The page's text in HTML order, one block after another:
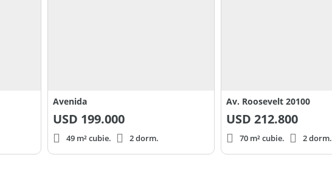
Avenida
USD 199.000
49 m² cubie. 2 dorm.
Av. Roosevelt 20100
USD 212.800
70 m² cubie. 2 dorm.